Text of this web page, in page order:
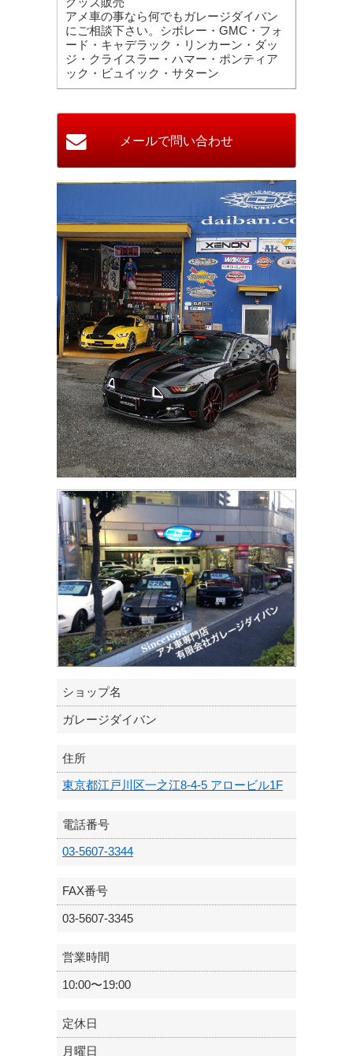
アメ車の事なら何でもガレージダイバン
にご相談下さい。シボレー・GMC・フォ
ード・キャデラック・リンカーン・ダッ
ジ・クライスラー・ハマー・ポンティア
ック・ビュイック・サターン
ショップ名
ガレージダイバン
住所
東京都江戸川区一之江8-4-5 アロービル1F
電話番号
03-5607-3344
FAX番号
03-5607-3345
営業時間
10:00〜19:00
定休日
月曜日